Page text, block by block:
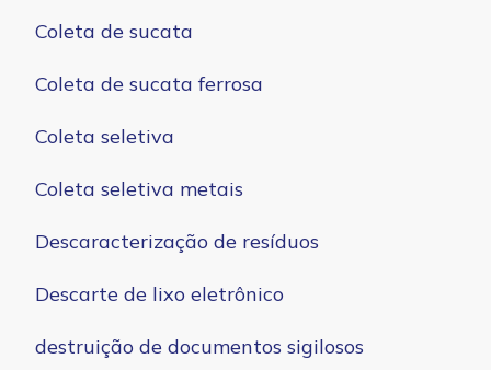
Coleta de sucata
Coleta de sucata ferrosa
Coleta seletiva
Coleta seletiva metais
Descaracterização de resíduos
Descarte de lixo eletrônico
destruição de documentos sigilosos